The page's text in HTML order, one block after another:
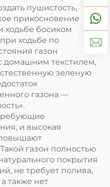
пушистость,
прикосновение
ходьбе босиком
ходьбе по
газон
домашним текстилем,
зеленую
газона —
и высокая
газон полностью
покрытия
не требует полива,
также нет